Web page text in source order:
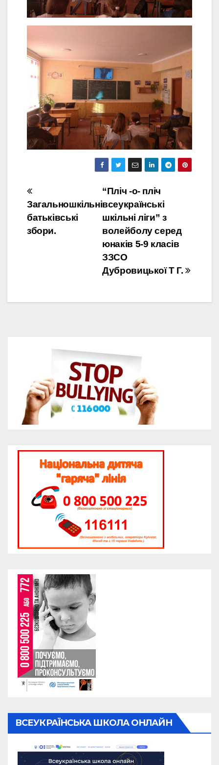
Навігація
записів
“Пліч -о- пліч
всеукраїнські
шкільні ліги” з
волейболу серед
юнаків 5-9 класів
ЗЗСО
Дубровицької Т Г.
Загальношкільні
батьківські
збори.
ВСЕУКРАЇНСЬКА ШКОЛА ОНЛАЙН